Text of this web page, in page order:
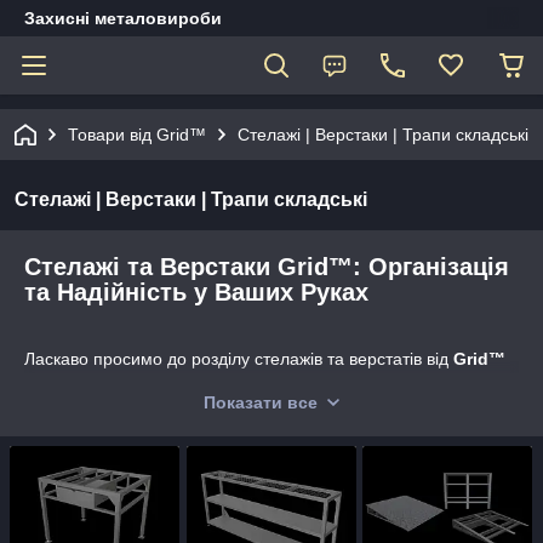
Захисні металовироби
Товари від Grid™ Стелажі | Верстаки | Трапи складські
Стелажі | Верстаки | Трапи складські
Стелажі та Верстаки Grid™: Організація
та Надійність у Ваших Руках
Ласкаво просимо до розділу стелажів та верстатів від Grid™
продукти надають рішення, що відповідають найважливішим
Grid™спроєктовані для ефективної організації та
зберігання вашого інструменту, обладнання, товарів чи
особистих речей. Створіть порядок у будь-якому
Показати все